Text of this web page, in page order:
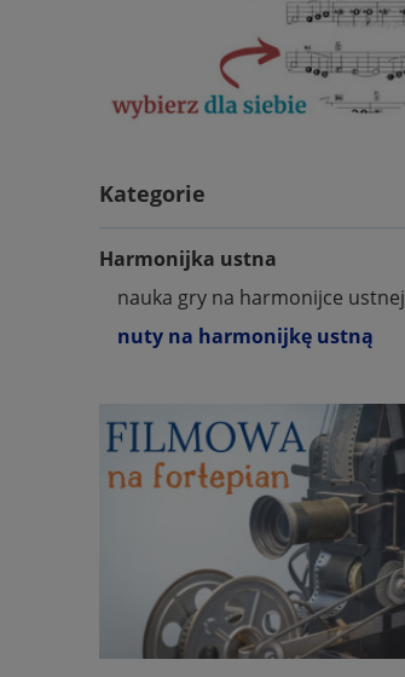
Kategorie
Harmonijka ustna
nauka gry na harmonijce ustnej
nuty na harmonijkę ustną